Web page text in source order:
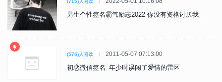
(715)人喜欢
男生个性签名霸气励志2022 你没有资格讨厌我
(576)人喜欢 2011-05-07 07:13:00
初恋微信签名_年少时误闯了爱情的雷区